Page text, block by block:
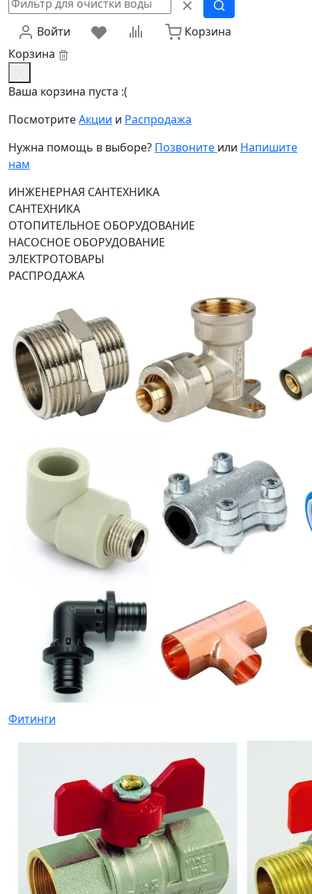
Войти
Корзина
Корзина
Ваша корзина пуста :(
ПосмотритеАкции и Распродажа
Нужна помощь в выборе? Позвоните или Напишите
нам
ИНЖЕНЕРНАЯ САНТЕХНИКА
САНТЕХНИКА
ОТОПИТЕЛЬНОЕ ОБОРУДОВАНИЕ
НАСОСНОЕ ОБОРУДОВАНИЕ
ЭЛЕКТРОТОВАРЫ
РАСПРОДАЖА
Фитинги